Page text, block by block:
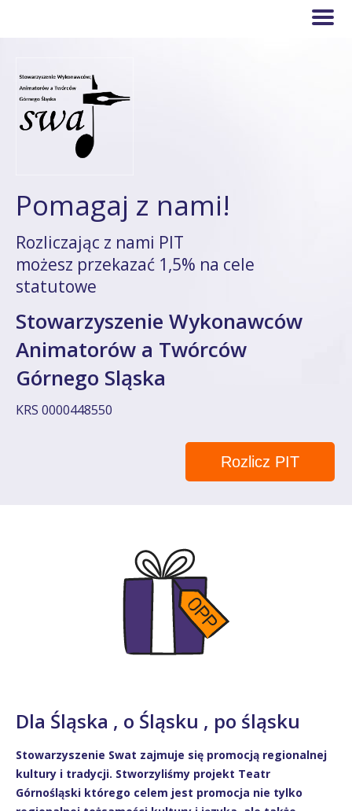
Pomagaj z nami!
Rozliczając z nami PIT
możesz przekazać 1,5% na cele
statutowe
Stowarzyszenie Wykonawców
Animatorów a Twórców
Górnego Sląska
KRS 0000448550
Rozlicz PIT
Dla Śląska , o Śląsku , po śląsku
Stowarzyszenie Swat zajmuje się promocją regionalnej
kultury i tradycji. Stworzyliśmy projekt Teatr
Górnośląski którego celem jest promocja nie tylko